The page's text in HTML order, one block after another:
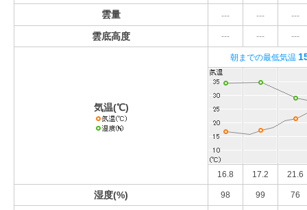
雲量 --- --- ---
雲底高度 --- --- ---
気温(℃)
朝までの最低気温
16.8 17.2 21.6
湿度(%) 98 99 76